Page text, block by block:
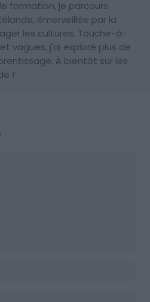
formation, je parcours
émerveillée par la
les cultures. Touche-à-
vagues, j'ai exploré plus de
À bientôt sur les
!